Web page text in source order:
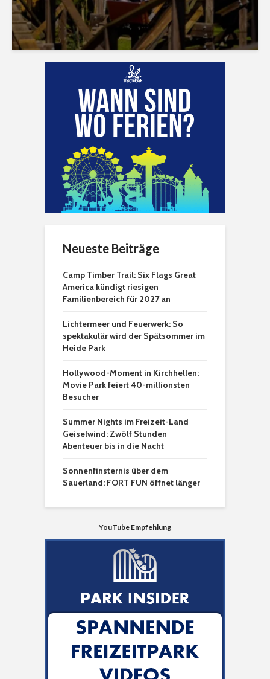
Neueste Beiträge
Camp Timber Trail: Six Flags Great
America kündigt riesigen
Familienbereich für 2027 an
Lichtermeer und Feuerwerk: So
spektakulär wird der Spätsommer im
Heide Park
Hollywood-Moment in Kirchhellen:
Movie Park feiert 40-millionsten
Besucher
Summer Nights im Freizeit-Land
Geiselwind: Zwölf Stunden
Abenteuer bis in die Nacht
Sonnenfinsternis über dem
Sauerland: FORT FUN öffnet länger
YouTube Empfehlung